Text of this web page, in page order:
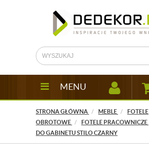
MENU
STRONA GŁÓWNA MEBLE
FOTELE
OBROTOWE
FOTELE PRACOWNICZE
DO GABINETU STILO CZARNY